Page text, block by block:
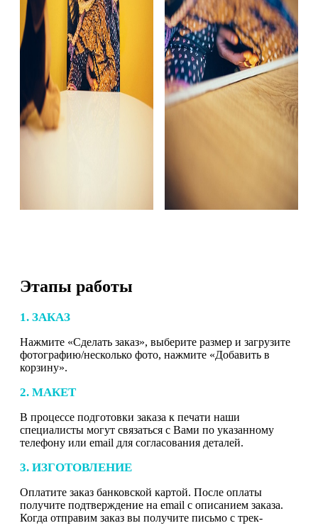
Этапы работы
1. ЗАКАЗ
Нажмите «Сделать заказ», выберите размер и загрузите
фотографию/несколько фото, нажмите «Добавить в
корзину».
2. МАКЕТ
В процессе подготовки заказа к печати наши
специалисты могут связаться с Вами по указанному
телефону или email для согласования деталей.
3. ИЗГОТОВЛЕНИЕ
Оплатите заказ банковской картой. После оплаты
получите подтверждение на email с описанием заказа.
Когда отправим заказ вы получите письмо с трек-